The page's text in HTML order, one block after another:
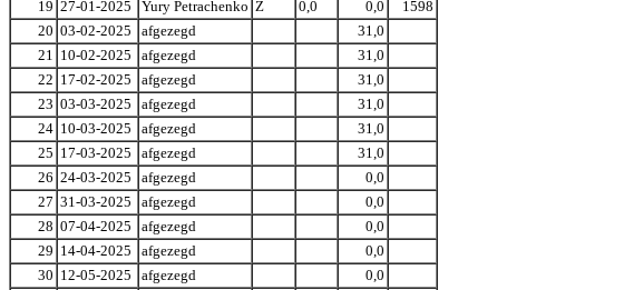
19 27-01-2025 Yury Petrachenko Z 0,0 0,0
1598
20 03-02-2025 afgezegd
31,0
21 10-02-2025 afgezegd
31,0
22 17-02-2025 afgezegd
31,0
23 03-03-2025 afgezegd
31,0
24 10-03-2025 afgezegd
31,0
25 17-03-2025 afgezegd
31,0
26 24-03-2025 afgezegd
0,0
27 31-03-2025 afgezegd
0,0
28 07-04-2025 afgezegd
0,0
29 14-04-2025 afgezegd
0,0
30 12-05-2025 afgezegd
0,0